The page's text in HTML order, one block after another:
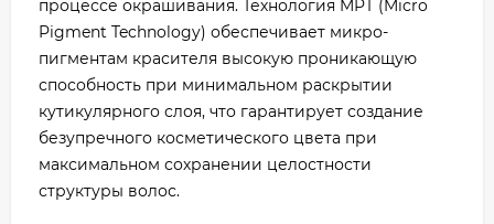
процессе окрашивания. Технология MPT (Micro
Pigment Technology) обеспечивает микро-
пигментам красителя высокую проникающую
способность при минимальном раскрытии
кутикулярного слоя, что гарантирует создание
безупречного косметического цвета при
максимальном сохранении целостности
структуры волос.